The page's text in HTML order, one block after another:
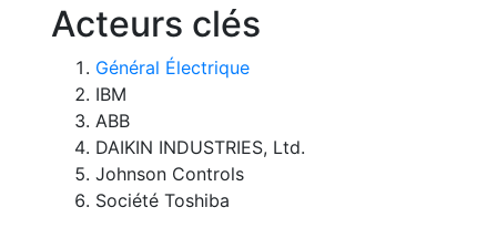
Acteurs clés
Général Électrique
IBM
ABB
DAIKIN INDUSTRIES, Ltd.
Johnson Controls
Société Toshiba